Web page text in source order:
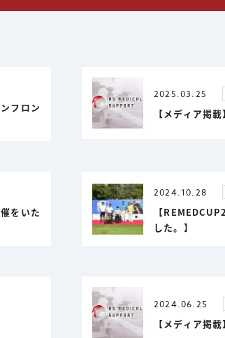
フロン
2025.03.25
【メディア掲
をいた
2024.10.28
【
した。】
2024.06.25
【メディア掲